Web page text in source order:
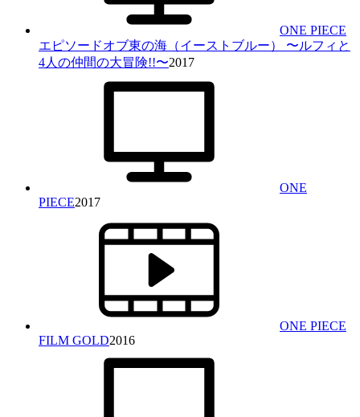
ONE PIECE
エピソードオブ東の海（イーストブルー） 〜ルフィと
4人の仲間の大冒険!!〜2017
ONE
PIECE2017
ONE PIECE
FILM GOLD2016